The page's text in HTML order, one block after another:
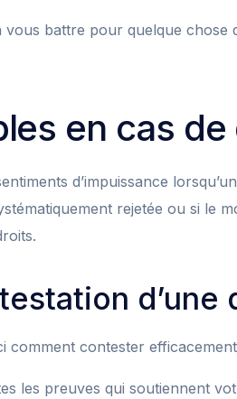
battre pour quelque chose
en cas
d’impuissance
rejetée ou si le
d’une
comment contester
les preuves qui soutiennent